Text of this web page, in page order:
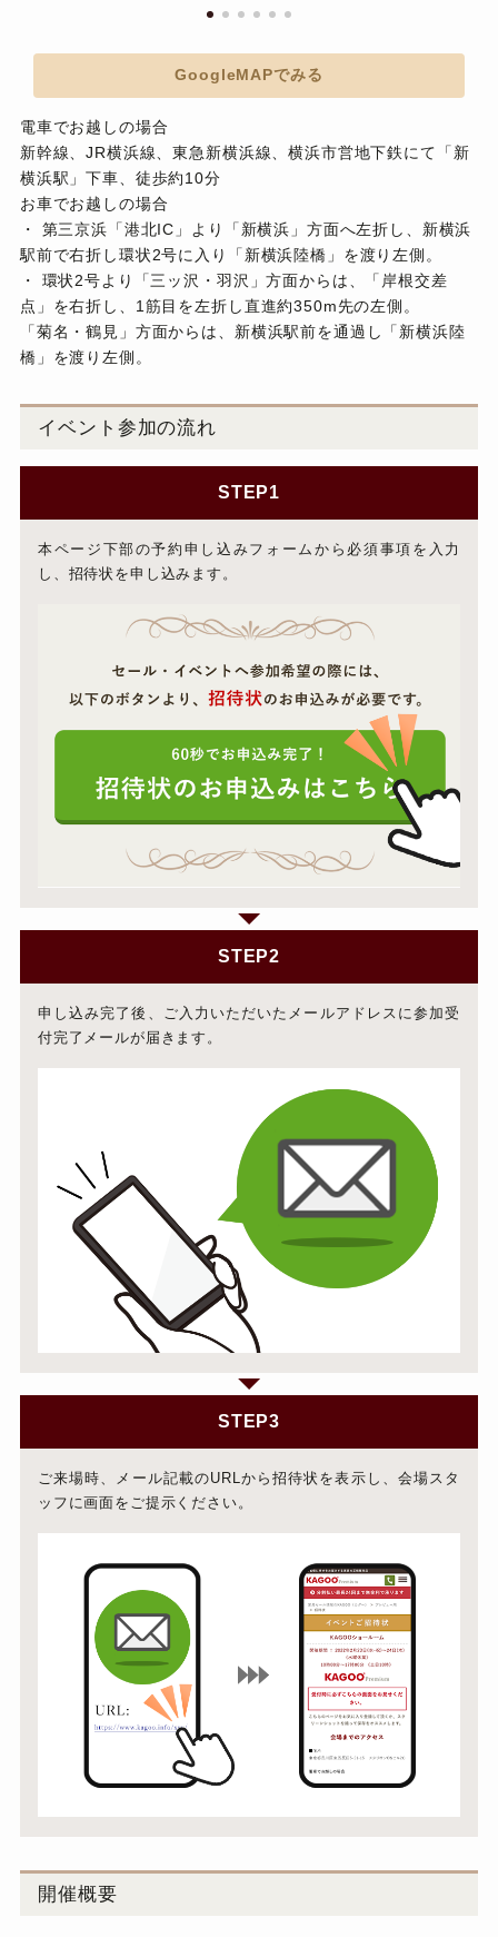
GoogleMAPでみる
電車でお越しの場合
新幹線、JR横浜線、東急新横浜線、横浜市営地下鉄にて「新
横浜駅」下車、徒歩約10分
お車でお越しの場合
・ 第三京浜「港北IC」より「新横浜」方面へ左折し、新横浜
駅前で右折し環状2号に入り「新横浜陸橋」を渡り左側。
・ 環状2号より「三ッ沢・羽沢」方面からは、「岸根交差
点」を右折し、1筋目を左折し直進約350m先の左側。
「菊名・鶴見」方面からは、新横浜駅前を通過し「新横浜陸
橋」を渡り左側。
イベント参加の流れ
STEP1
本ページ下部の予約申し込みフォームから必須事項を入力
し、招待状を申し込みます。
STEP2
申し込み完了後、ご入力いただいたメールアドレスに参加受
付完了メールが届きます。
STEP3
ご来場時、メール記載のURLから招待状を表示し、会場スタ
ッフに画面をご提示ください。
開催概要